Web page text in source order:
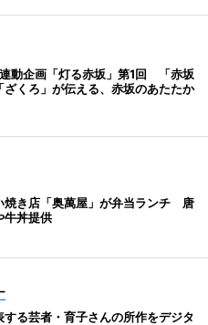
動企画「灯る赤坂」第1回 「赤坂
ざくろ」が伝える、赤坂のあたたか
焼き店「奥萬屋」が弁当ランチ 唐
牛丼提供
する芸者・育子さんの所作をデジタ